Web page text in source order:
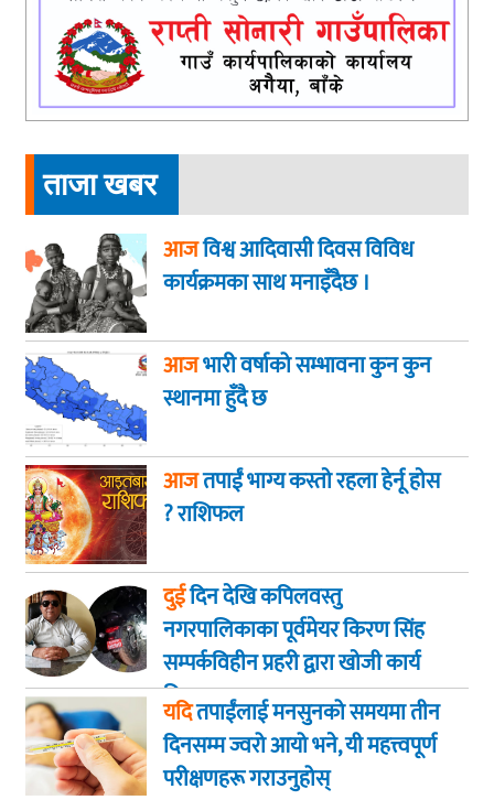
ताजा खबर
आजविश्व आदिवासी दिवस विविध
कार्यक्रमका साथ मनाइँदैछ ।
आजभारी वर्षाको सम्भावना कुन कुन
स्थानमा हुँदै छ
आजतपाईं भाग्य कस्ताे रहला हेर्नू हाेस
? राशिफल
दुईदिन देखि कपिलवस्तु
नगरपालिकाका पूर्वमेयर किरण सिंह
सम्पर्कविहीन प्रहरी द्वारा खाेजी कार्य
तिब्रता
यदितपाईंलाई मनसुनको समयमा तीन
दिनसम्म ज्वरो आयो भने, यी महत्त्वपूर्ण
परीक्षणहरू गराउनुहोस्